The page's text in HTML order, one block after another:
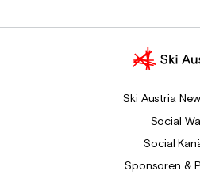
Ski Austria
Social
Social
Sponsoren &